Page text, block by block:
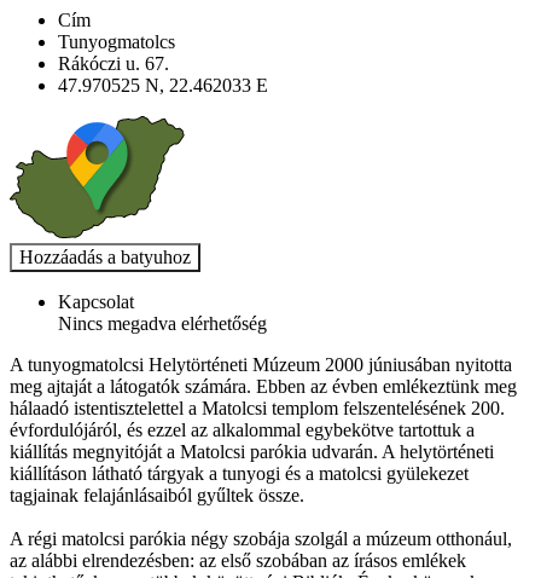
Cím
Tunyogmatolcs
Rákóczi u. 67.
47.970525 N, 22.462033 E
Kapcsolat
Nincs megadva elérhetőség
A tunyogmatolcsi Helytörténeti Múzeum 2000 júniusában nyitotta
meg ajtaját a látogatók számára. Ebben az évben emlékeztünk meg
hálaadó istentisztelettel a Matolcsi templom felszentelésének 200.
évfordulójáról, és ezzel az alkalommal egybekötve tartottuk a
kiállítás megnyitóját a Matolcsi parókia udvarán. A helytörténeti
kiállításon látható tárgyak a tunyogi és a matolcsi gyülekezet
tagjainak felajánlásaiból gyűltek össze.
A régi matolcsi parókia négy szobája szolgál a múzeum otthonául,
az alábbi elrendezésben: az első szobában az írásos emlékek